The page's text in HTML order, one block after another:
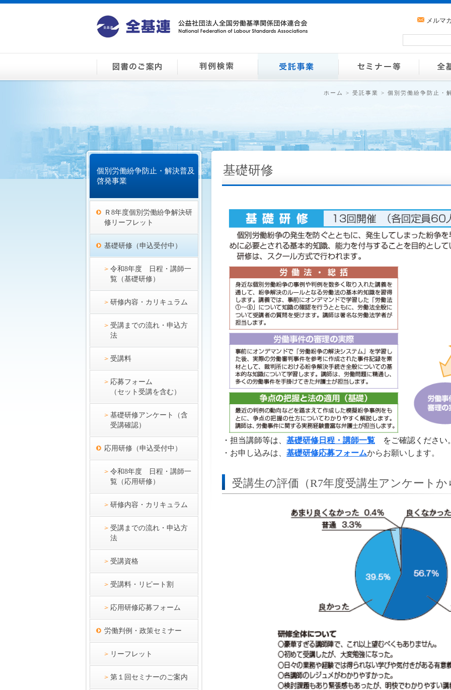
メルマ
ホーム > 受託事業 > 個別労働紛争防止・
個別労働紛争防止・解決普及
啓発事業
Ｒ8年度個別労働紛争解決研
修リーフレット
基礎研修（申込受付中）
令和8年度 日程・講師一
覧（基礎研修）
研修内容・カリキュラム
受講までの流れ・申込方
法
受講料
応募フォーム
（セット受講を含む）
基礎研修アンケート（含
受講確認）
応用研修（申込受付中）
令和8年度 日程・講師一
覧（応用研修）
研修内容・カリキュラム
受講までの流れ・申込方
法
受講資格
受講料・リピート割
応用研修応募フォーム
労働判例・政策セミナー
リーフレット
第１回セミナーのご案内
基礎研修
・担当講師等は、 基礎研修日程・講師一覧 をご確認ください
・お申し込みは、 基礎研修応募フォームからお願いします。
受講生の評価（R7年度受講生アンケートか